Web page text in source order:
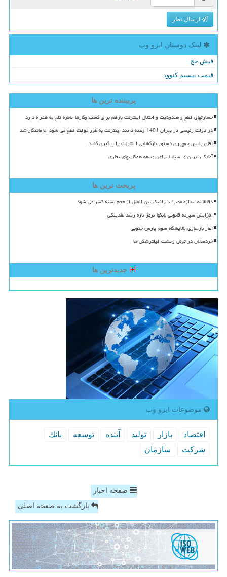
ارسال نظر
لینک دوستان ایزو وب
فیش حج
قیمت بیسیم کنوود
پربیننده ترین ها
خسارتهای قطع و محدودیت و اختلال اینترنت بازهم برای کسب وکارها خاطره تلخ به همراه دارد
در دولت رئیسی در بحران 1401 وعده دادند اینترنت به طور موقت قطع می شود اما ماندگار شد
آقای رئیس جمهوری دستور بازگشایی اینترنت را پیگیری کنید
آمادگی ایران و اسپانیا برای توسعه همکاریهای تجاری
پربحث ترین ها
دقیقا به اندازه مصرف ترافیک بین الملل از حجم بسته کسر می شود
افزایش سپرده قانونی بانکها ترمز تازه رشد نقدینگی
آغاز بازسازی پالایشگاه سوم پارس جنوبی
خردسالان در تونل وحشت فیلترشکن ها
جدیدترین ها
موضوعات ایزو وب
اقتصاد بازار تولید آینده توسعه
بانك
شركت
سازمان
صفحه اخبار
بازگشت به صفحه اصلی